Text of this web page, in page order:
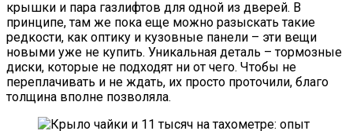
крышки и пара газлифтов для одной из дверей. В
принципе, там же пока еще можно разыскать такие
редкости, как оптику и кузовные панели – эти вещи
новыми уже не купить. Уникальная деталь – тормозные
диски, которые не подходят ни от чего. Чтобы не
переплачивать и не ждать, их просто проточили, благо
толщина вполне позволяла.